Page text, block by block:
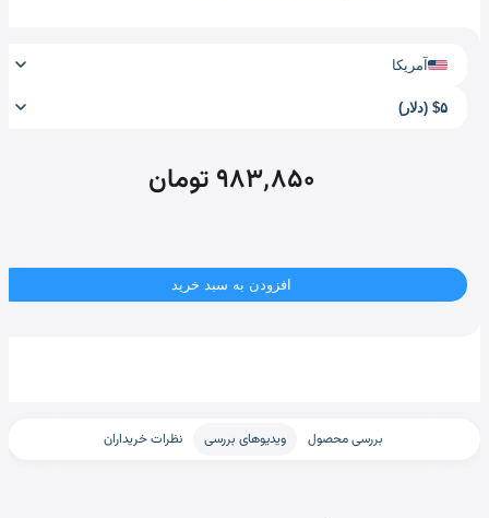
آمریکا
$۵ (دلار)
۹۸۳٬۸۵۰ تومان
افزودن به سبد خرید
بررسی محصول ویدیوهای بررسی نظرات خریداران